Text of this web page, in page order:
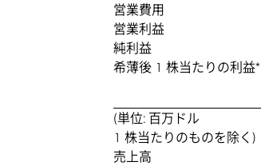
営業費用
営業利益
純利益
希薄後 1 株当たりの利益*
(単位: 百万ドル
1 株当たりのものを除く)
売上高